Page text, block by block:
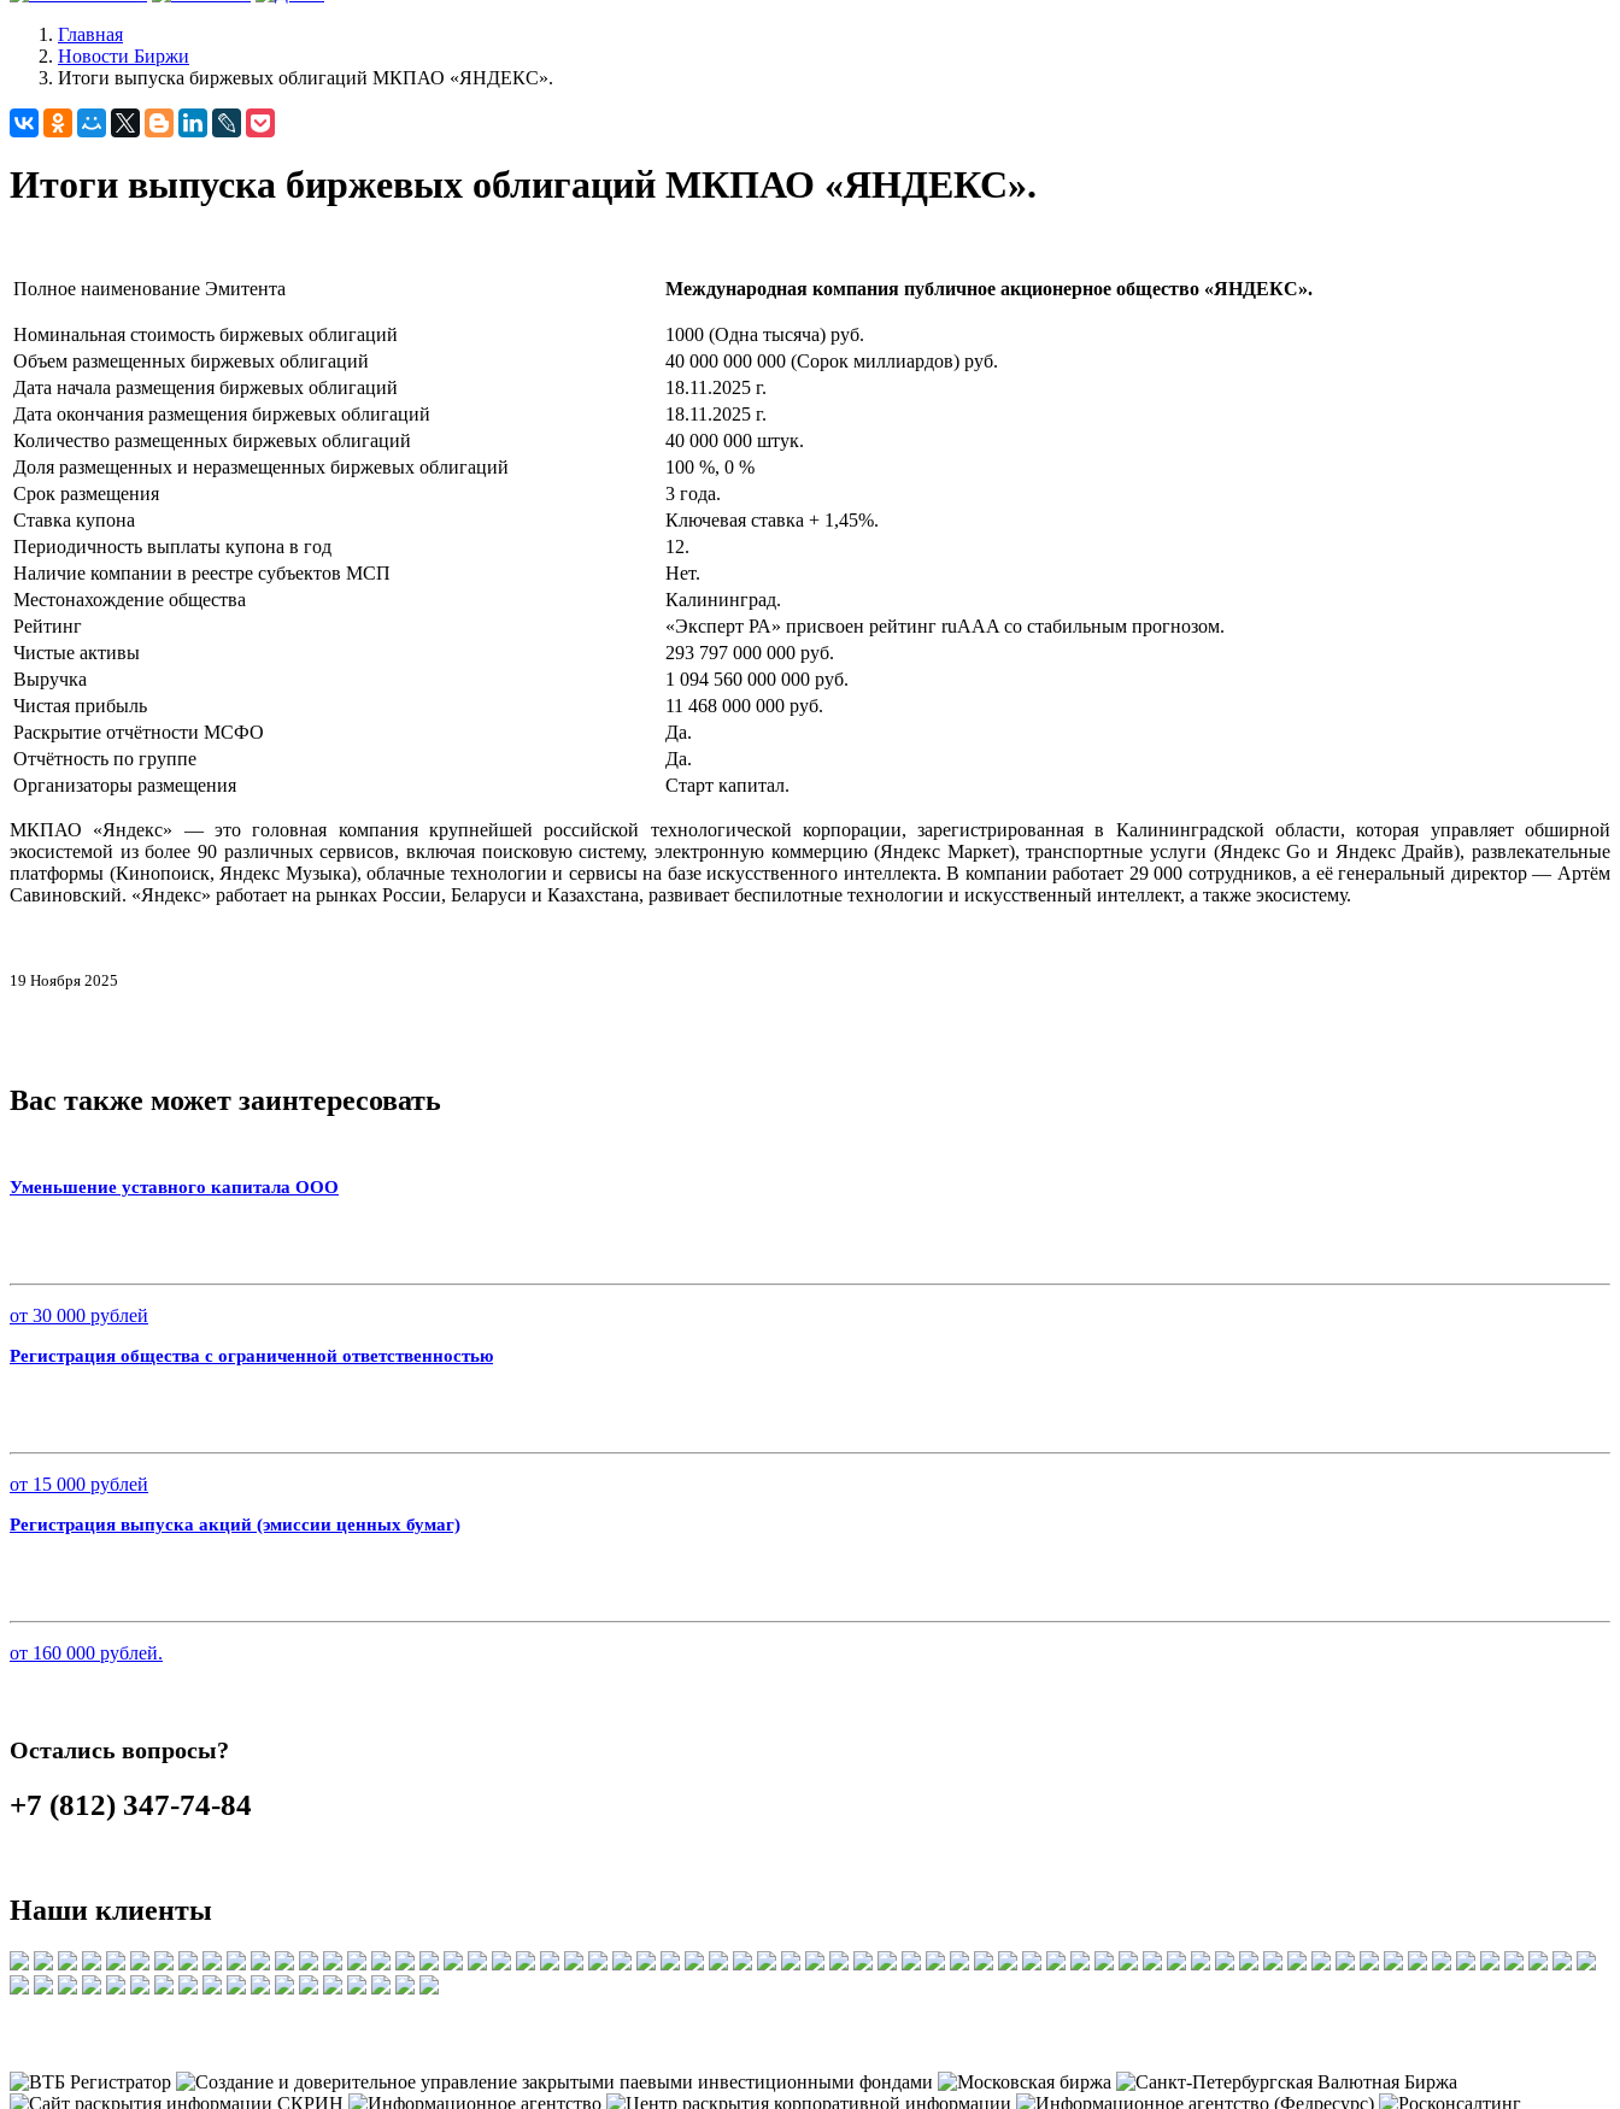
Главная
Новости Биржи
Итоги выпуска биржевых облигаций МКПАО «ЯНДЕКС».
Итоги выпуска биржевых облигаций МКПАО «ЯНДЕКС».
Полное наименование Эмитента Международная компания публичное акционерное общество «ЯНДЕКС».
Номинальная стоимость биржевых облигаций
1000 (Одна тысяча) руб.
Объем размещенных биржевых облигаций
40 000 000 000 (Сорок миллиардов) руб.
Дата начала размещения биржевых облигаций
18.11.2025 г.
Дата окончания размещения биржевых облигаций
18.11.2025 г.
Количество размещенных биржевых облигаций
40 000 000 штук.
Доля размещенных и неразмещенных биржевых облигаций
100 %, 0 %
Срок размещения
3 года.
Ставка купона
Ключевая ставка + 1,45%.
Периодичность выплаты купона в год
12.
Наличие компании в реестре субъектов МСП
Нет.
Местонахождение общества
Калининград.
Рейтинг
«Эксперт РА» присвоен рейтинг ruAAA со стабильным прогнозом.
Чистые активы
293 797 000 000 руб.
Выручка
1 094 560 000 000 руб.
Чистая прибыль
11 468 000 000 руб.
Раскрытие отчётности МСФО
Да.
Отчётность по группе
Да.
Организаторы размещения
Старт капитал.
МКПАО «Яндекс» — это головная компания крупнейшей российской технологической корпорации, зарегистрированная в Калининградской области, которая управляет обширной
экосистемой из более 90 различных сервисов, включая поисковую систему, электронную коммерцию (Яндекс Маркет), транспортные услуги (Яндекс Go и Яндекс Драйв), развлекательные
платформы (Кинопоиск, Яндекс Музыка), облачные технологии и сервисы на базе искусственного интеллекта. В компании работает 29 000 сотрудников, а её генеральный директор — Артём
Савиновский. «Яндекс» работает на рынках России, Беларуси и Казахстана, развивает беспилотные технологии и искусственный интеллект, а также экосистему.
19 Ноября 2025
Вас также может заинтересовать
Уменьшение уставного капитала ООО
от 30 000 рублей
Регистрация общества с ограниченной ответственностью
от 15 000 рублей
Регистрация выпуска акций (эмиссии ценных бумаг)
от 160 000 рублей.
Остались вопросы?
+7 (812) 347-74-84
Наши клиенты